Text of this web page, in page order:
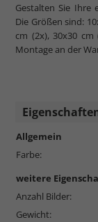
Gestalten Sie Ihre
Die Größen sind:
cm (2x), 30x30
Montage an der
Allgemein
Farbe:
weitere
Anzahl Bilder:
Gewicht: